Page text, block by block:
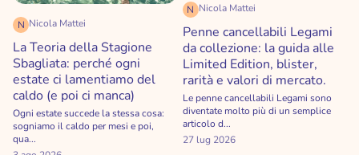
N Nicola Mattei
La Teoria della Stagione
Sbagliata: perché ogni
estate ci lamentiamo del
caldo (e poi ci manca)
Ogni estate succede la stessa cosa:
sogniamo il caldo per mesi e poi,
qua...
N Nicola Mattei
Penne cancellabili Legami
da collezione: la guida alle
Limited Edition, blister,
rarità e valori di mercato.
Le penne cancellabili Legami sono
diventate molto più di un semplice
articolo d...
27 lug 2026